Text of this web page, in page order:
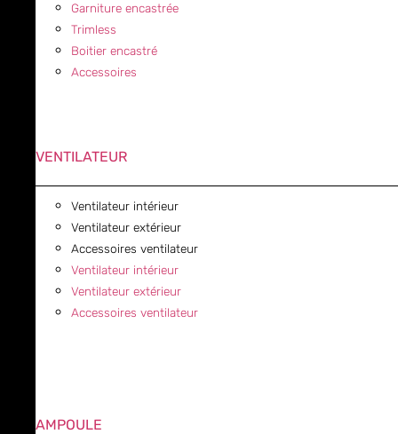
Garniture encastrée
Trimless
Boitier encastré
Accessoires
VENTILATEUR
Ventilateur intérieur
Ventilateur extérieur
Accessoires ventilateur
Ventilateur intérieur
Ventilateur extérieur
Accessoires ventilateur
AMPOULE